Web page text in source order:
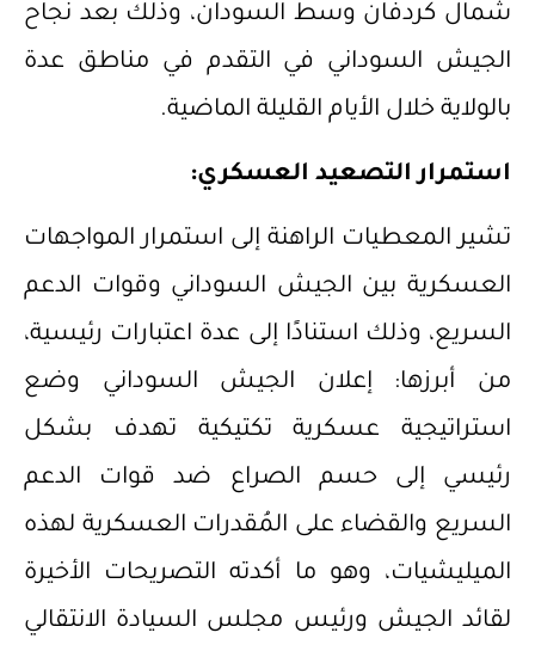
شمال كردفان وسط السودان، وذلك بعد نجاح
الجيش السوداني في التقدم في مناطق عدة
بالولاية خلال الأيام القليلة الماضية.
استمرار التصعيد العسكري:
تشير المعطيات الراهنة إلى استمرار المواجهات
العسكرية بين الجيش السوداني وقوات الدعم
السريع، وذلك استنادًا إلى عدة اعتبارات رئيسية،
من أبرزها: إعلان الجيش السوداني وضع
استراتيجية عسكرية تكتيكية تهدف بشكل
رئيسي إلى حسم الصراع ضد قوات الدعم
السريع والقضاء على المُقدرات العسكرية لهذه
الميليشيات، وهو ما أكدته التصريحات الأخيرة
لقائد الجيش ورئيس مجلس السيادة الانتقالي